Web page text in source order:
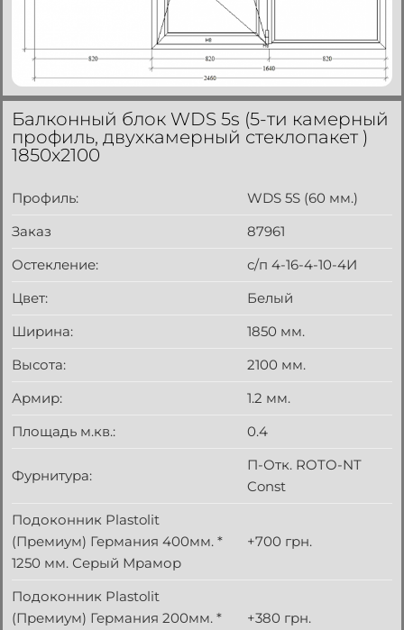
Балконный блок WDS 5s (5-ти камерный
профиль, двухкамерный стеклопакет )
1850x2100
Профиль:
WDS 5S (60 мм.)
Заказ
87961
Остекление:
с/п 4-16-4-10-4И
Цвет:
Белый
Ширина:
1850 мм.
Высота:
2100 мм.
Армир:
1.2 мм.
Площадь м.кв.:
0.4
Фурнитура:
П-Отк. ROTO-NT
Const
Подоконник Plastolit
(Премиум) Германия 400мм. *
1250 мм. Серый Мрамор
+700 грн.
Подоконник Plastolit
(Премиум) Германия 200мм. *
+380 грн.